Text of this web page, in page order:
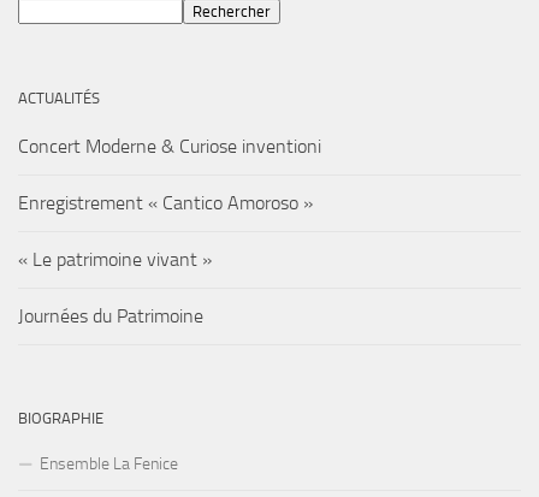
Rechercher
ACTUALITÉS
Concert Moderne & Curiose inventioni
Enregistrement « Cantico Amoroso »
« Le patrimoine vivant »
Journées du Patrimoine
BIOGRAPHIE
Ensemble La Fenice